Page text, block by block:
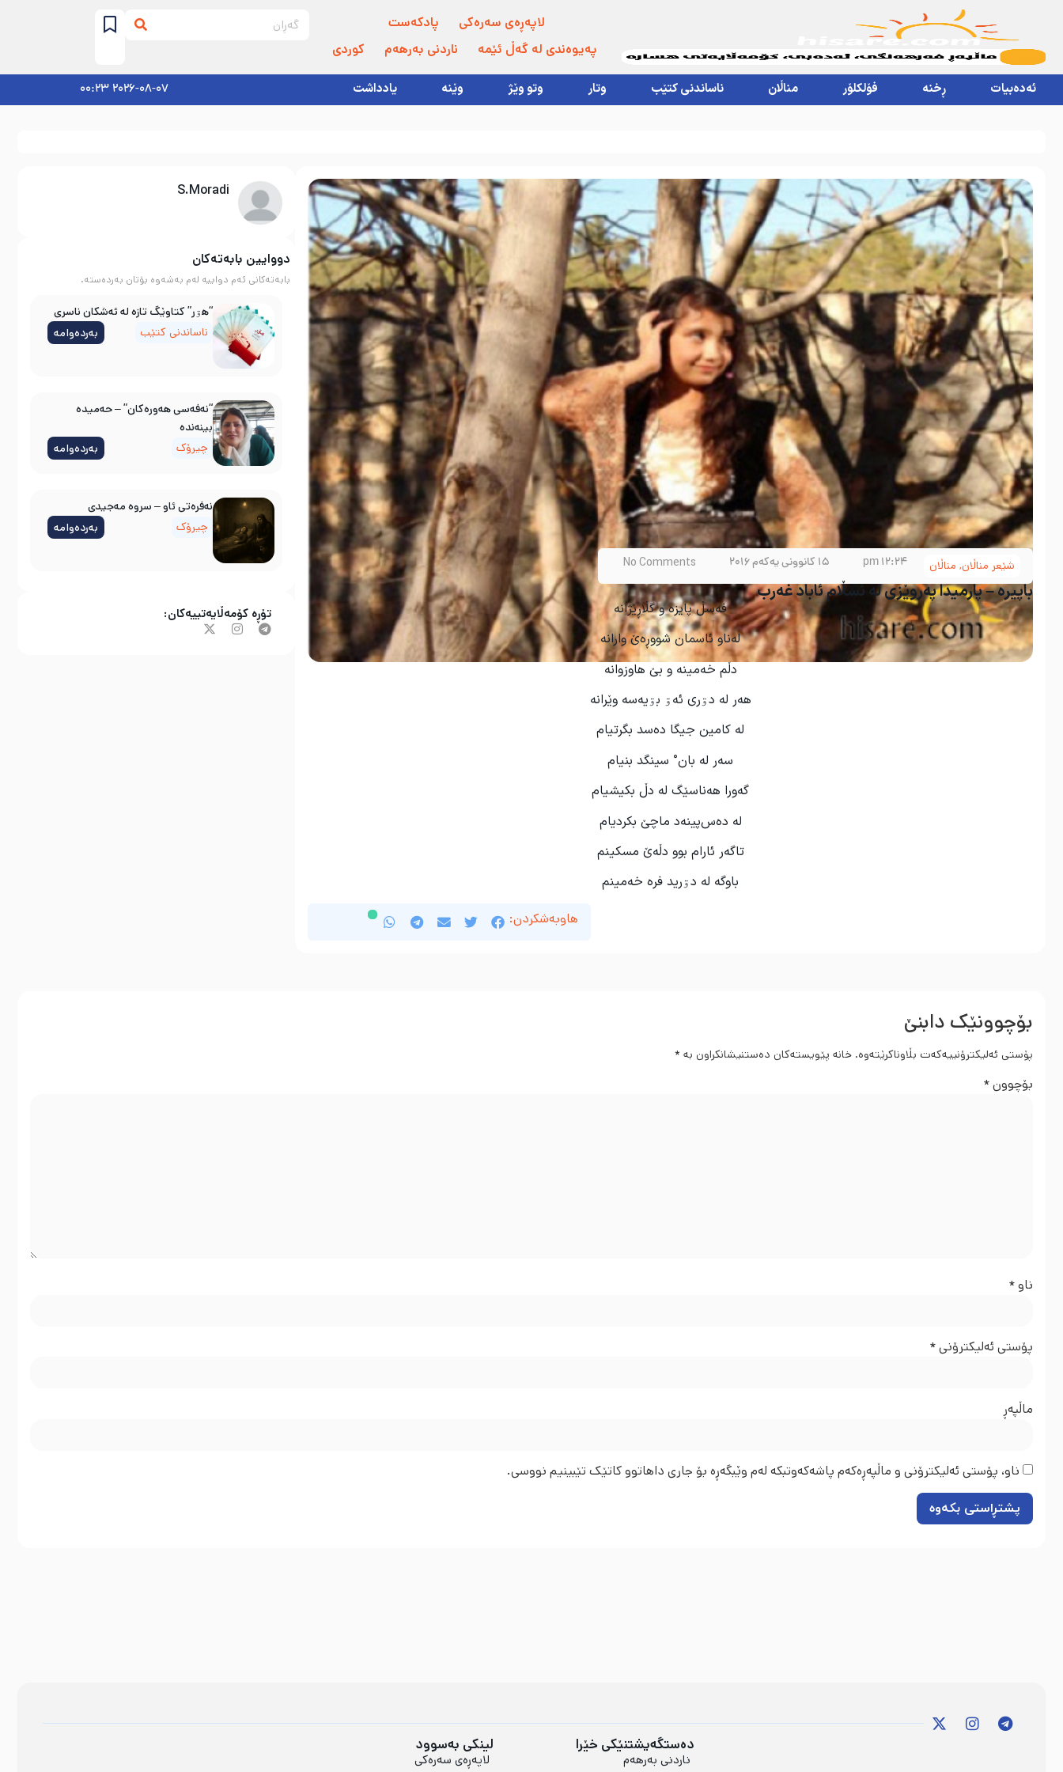
لاپەڕەی سەرەکی
پادکەست
پەیوەندی لە گەڵ ئێمە
ناردنی بەرهەم کوردی
ئەدەبیات ڕخنە فۆلکلۆر مناڵان ناساندنی کتێب وتار وتو وێژ وێنە یادداشت 2026-08-07 00:23
شێعر مناڵان, مناڵان 12:24 pm 15 کانوونی یەکەم 2016 No Comments
باپیرە – پارمیدا پەروێزی لە ئسڵام ئاباد غەرب
فەسڵ پایزە و گڵاڕێژانە
لەناو ئاسمان شووڕەێ وارانە
دڵم خەمینە و بێ هاوزوانە
هەر لە دۊری ئەۊ بۊیەسە وێرانە
لە کامین جیگا دەسد بگرتیام
سەر لە بان° سینگد بنیام
گەورا هەناسێگ لە دڵ بکیشیام
لە دەسپینەد ماچێ بکردیام
تاگەر ئارام بوو دڵەێ مسکینم
باوگە لە دۊرید فرە خەمینم
هاوبەشکردن:
S.Moradi
دووایین بابەتەکان
بابەتەکانی ئەم دواییە لەم بەشەوە بۆتان بەردەستە.
“هۊر” کتاوێگ تازە لە ئەشکان ناسری
ناساندنی کتێب
بەردەوامە
“نەفەسی هەورەکان” – حەمیدە
بینەندە
چیرۆک
بەردەوامە
نه‌فره‌تی ئاو – سروه‌ مه‌جیدی
چیرۆک
بەردەوامە
تۆڕە کۆمەڵایەتییەکان:
بۆچوونێک دابنێ
پۆستی ئەلیکترۆنییەکەت بڵاوناکرێتەوە. خانە پێویستەکان دەستنیشانکراون بە *
بۆچوون*
ناو*
پۆستی ئەلیکترۆنی*
ماڵپه‌ڕ
ناو، پۆستی ئەلیکترۆنی و ماڵپەڕەکەم پاشەکەوتبکە لەم وێبگەڕە بۆ جاری داهاتوو کاتێک تێبینیم نووسی.
دەستگەیشتنێکی خێرا
ناردنی بەرهەم
لینکی بەسوود
لاپەڕەی سەرەکی